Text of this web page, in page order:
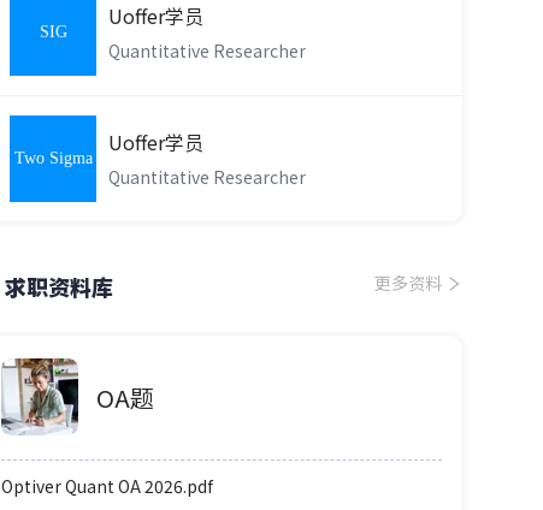
SIG
Uoffer学员
Quantitative Researcher
Two Sigma
Uoffer学员
Quantitative Researcher
求职资料库 更多资料
OA题
Optiver Quant OA 2026.pdf